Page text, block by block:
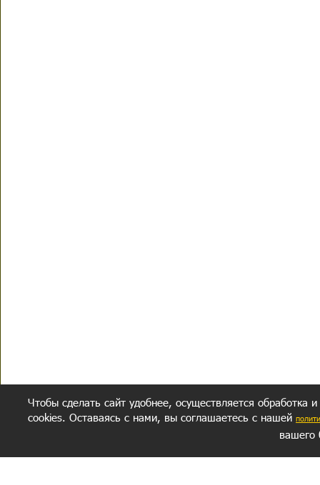
Чтобы сделать сайт удобнее, осуществляется обработка
cookies. Оставаясь с нами, вы соглашаетесь с нашей
вашего